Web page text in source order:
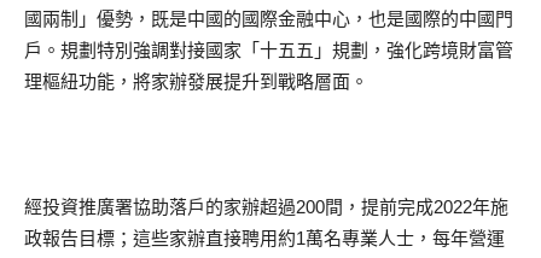
國兩制」優勢，既是中國的國際金融中心，也是國際的中國門
戶。規劃特別強調對接國家「十五五」規劃，強化跨境財富管
理樞紐功能，將家辦發展提升到戰略層面。
經投資推廣署協助落戶的家辦超過200間，提前完成2022年施
政報告目標；這些家辦直接聘用約1萬名專業人士，每年營運